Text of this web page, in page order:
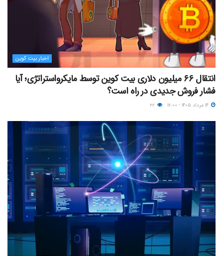
اخبار بیت کوین
انتقال ۶۶ میلیون دلاری بیت کوین توسط مایکرواستراتژی؛ آیا
فشار فروش جدیدی در راه است؟